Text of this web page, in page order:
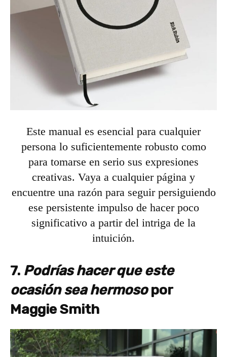
Este manual es esencial para cualquier
persona lo suficientemente robusto como
para tomarse en serio sus expresiones
creativas. Vaya a cualquier página y
encuentre una razón para seguir persiguiendo
ese persistente impulso de hacer poco
significativo a partir del intriga de la
intuición.
7. Podrías hacer que este
ocasión sea hermosopor
Maggie Smith